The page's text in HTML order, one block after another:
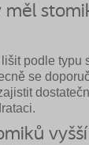
měl
podle typu
se